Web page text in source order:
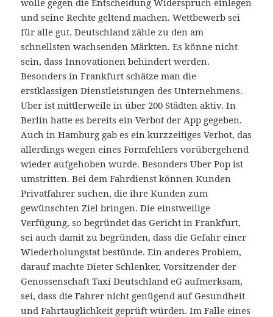
und seine Rechte geltend machen. Wettbewerb sei
für alle gut. Deutschland zähle zu den am
schnellsten wachsenden Märkten. Es könne nicht
sein, dass Innovationen behindert werden.
Besonders in Frankfurt schätze man die
erstklassigen Dienstleistungen des Unternehmens.
Uber ist mittlerweile in über 200 Städten aktiv. In
Berlin hatte es bereits ein Verbot der App gegeben.
Auch in Hamburg gab es ein kurzzeitiges Verbot, das
allerdings wegen eines Formfehlers vorübergehend
wieder aufgehoben wurde. Besonders Uber Pop ist
umstritten. Bei dem Fahrdienst können Kunden
Privatfahrer suchen, die ihre Kunden zum
gewünschten Ziel bringen. Die einstweilige
Verfügung, so begründet das Gericht in Frankfurt,
sei auch damit zu begründen, dass die Gefahr einer
Wiederholungstat bestünde. Ein anderes Problem,
darauf machte Dieter Schlenker, Vorsitzender der
Genossenschaft Taxi Deutschland eG aufmerksam,
sei, dass die Fahrer nicht genügend auf Gesundheit
und Fahrtauglichkeit geprüft würden. Im Falle eines